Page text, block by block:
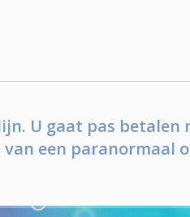
U gaat pas betalen
een paranormaal